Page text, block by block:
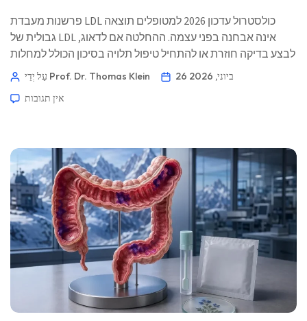
פרשנות מעבדת LDL כולסטרול עדכון 2026 למטופלים תוצאה
גבולית של LDL אינה אבחנה בפני עצמה. ההחלטה אם לדאוג,
לבצע בדיקה חוזרת או להתחיל טיפול תלויה בסיכון הכולל למחלות
לב, יכולת השחזור של התוצאה, כולסטרול שאינו HDL, ApoB,
עַל יְדֵי Prof. Dr. Thomas Klein
26 ביוני, 2026
אין תגובות